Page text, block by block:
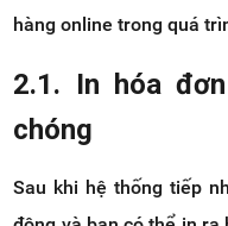
hàng online trong quá
2.1. In hóa
chóng
Sau khi hệ thống tiếp